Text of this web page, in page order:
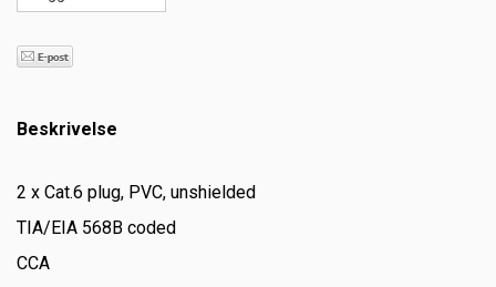
Beskrivelse
2 x Cat.6 plug, PVC, unshielded
TIA/EIA 568B coded
CCA